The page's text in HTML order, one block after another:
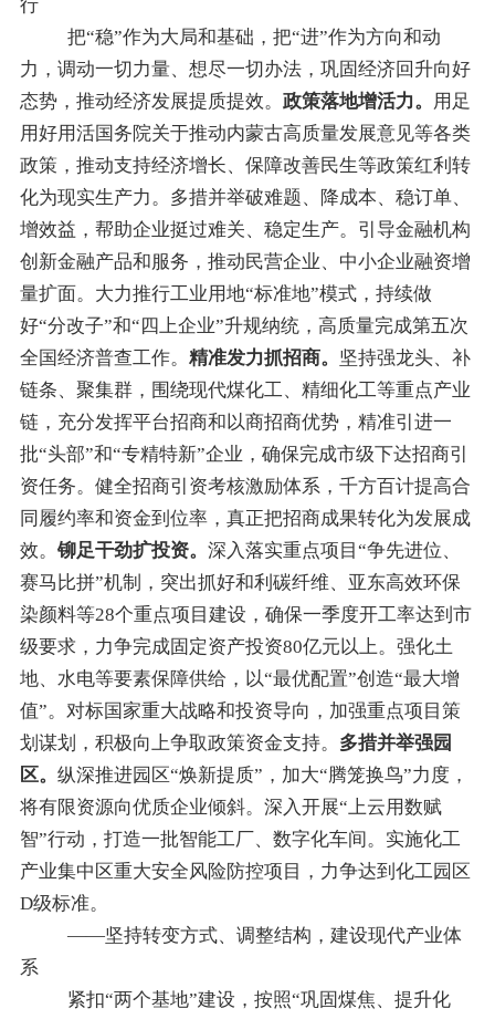
行
把“稳”作为大局和基础，把“进”作为方向和动
力，调动一切力量、想尽一切办法，巩固经济回升向好
态势，推动经济发展提质提效。 政策落地增活力 。
用足
用好用活国务院关于推动内蒙古高质量发展意见等各类
政策，推动支持经济增长、保障改善民生等政策红利转
化为现实生产力。多措并举破难题、降成本、稳订单、
增效益，帮助企业挺过难关、稳定生产。引导金融机构
创新金融产品和服务， 推动民营企业、中小企业融资增
量扩面。 大力推行工业用地“标准地”模式，持续做
好“分改子”和“四上企业”升规纳统，高质量完成第五次
全国经济普查工作。 精准发力抓招商。 坚持强龙头、补
链条、聚集群， 围绕现代煤化工、精细化工等重点产业
链，充分发挥平台招商和以商招商优势，精准引进一
批“头部”和“专精特新”企业， 确保完成市级下达招商引
资任务。健全招商引资考核激励体系，千方百计提高合
同履约率和资金到位率，真正把招商成果转化为发展成
效。 铆足干劲扩投资。 深入落实重点项目 “争先进位、
赛马比拼”机制，突出抓好和利碳纤维、亚东高效环保
染颜料等28个重点项目建设， 确保一季度开工率达到市
级要求， 力争完成固定资产投资80亿元以上。强化土
地、水电等要素保障供给，以“最优配置”创造“最大增
值”。 对标国家重大战略和投资导向，加强重点项目策
划谋划，积极向上争取政策资金支持。 多措并举强园
区。 纵深推进园区“焕新提质” ，加大“ 腾笼换鸟”力度，
将有限资源向优质企业倾斜。深入开展“ 上云用数赋
智”行动，打造一批智能工厂、数字化车间。 实施化工
产业集中区重大安全风险防控项目，力争达到化工园区
D级标准。
——坚持转变方式、调整结构，建设现代产业体
系
紧扣“两个基地”建设，按照“巩固煤焦、提升化